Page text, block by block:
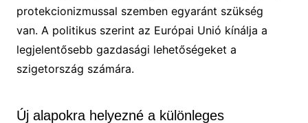
protekcionizmussal szemben egyaránt szükség
van. A politikus szerint az Európai Unió kínálja a
legjelentősebb gazdasági lehetőségeket a
szigetország számára.
Új alapokra helyezné a különleges